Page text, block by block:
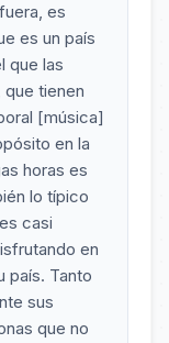
es
es un país
que las
tienen
[música]
en la
horas es
lo típico
casi
en
país. Tanto
sus
que no